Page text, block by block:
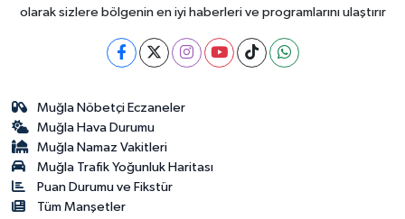
olarak sizlere bölgenin en iyi haberleri ve programlarını ulaştırır
Muğla Nöbetçi Eczaneler
Muğla Hava Durumu
Muğla Namaz Vakitleri
Muğla Trafik Yoğunluk Haritası
Puan Durumu ve Fikstür
Tüm Manşetler